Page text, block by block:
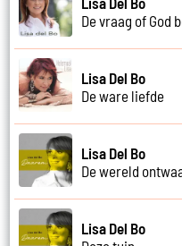
De vraag of God
Lisa Del Bo
De ware liefde
Lisa Del Bo
De wereld
Lisa Del Bo